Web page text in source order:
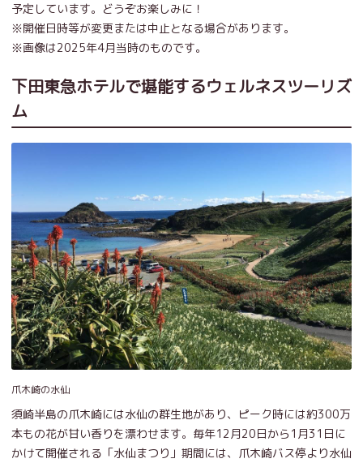
予定しています。どうぞお楽しみに！
※開催日時等が変更または中止となる場合があります。
※画像は2025年4月当時のものです。
下田東急ホテルで堪能するウェルネスツーリズ
ム
爪木崎の水仙
須崎半島の爪木崎には水仙の群生地があり、ピーク時には約300万
本もの花が甘い香りを漂わせます。毎年12月20日から1月31日に
かけて開催される「水仙まつり」期間には、爪木崎バス停より水仙